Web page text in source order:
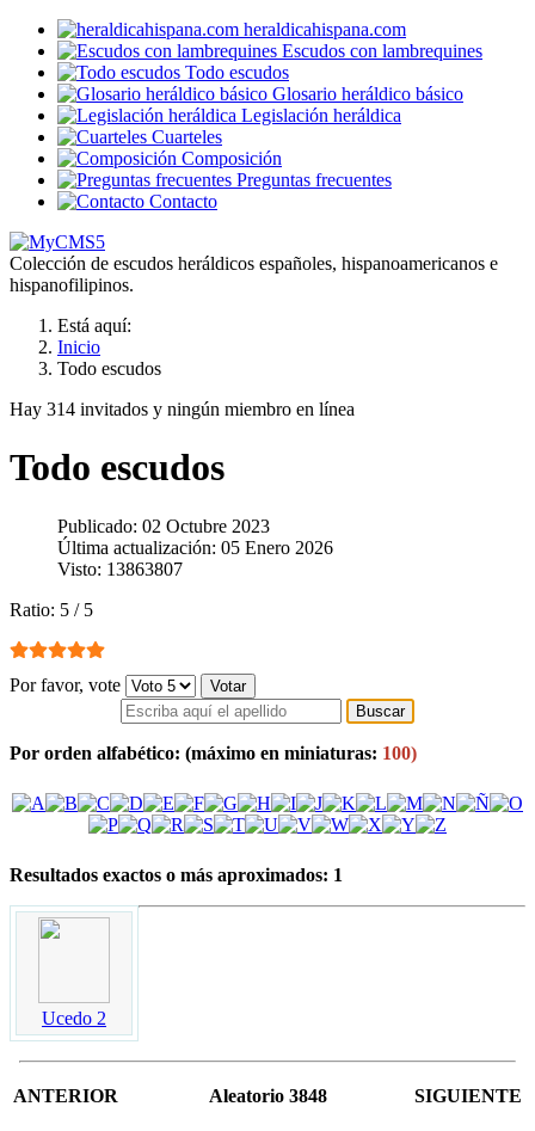
heraldicahispana.com
Escudos con lambrequines
Todo escudos
Glosario heráldico básico
Legislación heráldica
Cuarteles
Composición
Preguntas frecuentes
Contacto
Colección de escudos heráldicos españoles, hispanoamericanos e
hispanofilipinos.
Está aquí:
Inicio
Todo escudos
Hay 314 invitados y ningún miembro en línea
Todo escudos
Publicado: 02 Octubre 2023
Última actualización: 05 Enero 2026
Visto: 13863807
Ratio: 5 / 5
Por favor, vote
Por orden alfabético: (máximo en miniaturas: 100)
Resultados exactos o más aproximados: 1
Ucedo 2
ANTERIOR Aleatorio 3848 SIGUIENTE